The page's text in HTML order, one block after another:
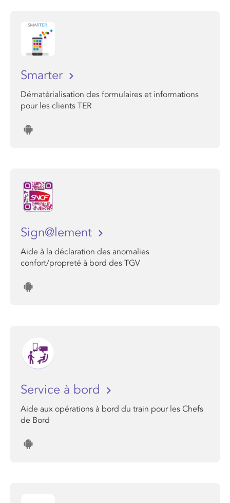
Smarter
Dématérialisation des formulaires et informations
pour les clients TER
Sign@lement
Aide à la déclaration des anomalies
confort/propreté à bord des TGV
Service à bord
Aide aux opérations à bord du train pour les Chefs
de Bord